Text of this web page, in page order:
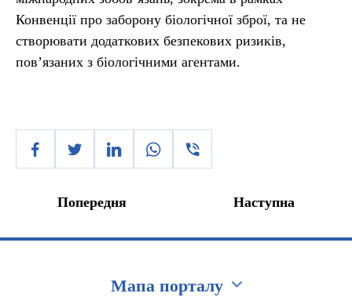
Конвенції про заборону біологічної зброї, та не
створювати додаткових безпекових ризиків,
пов’язаних з біологічними агентами.
Попередня Наступна
Мапа порталу